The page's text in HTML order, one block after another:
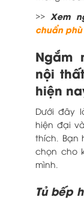
>> Xem
chuẩn
Ngắm
nội
hiện
Dưới đây
hiện đại
thích. Bạn
chọn cho
mình.
Tủ bếp